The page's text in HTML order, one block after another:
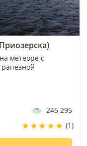
метеоре с
245 295
(1)